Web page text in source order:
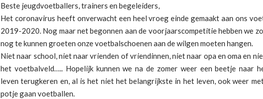
Beste jeugdvoetballers, trainers en begeleiders,
Het coronavirus heeft onverwacht een heel vroeg einde gemaakt aan ons
2019-2020. Nog maar net begonnen aan de voorjaarscompetitie hebben we
nog te kunnen groeten onze voetbalschoenen aan de wilgen moeten hangen.
Niet naar school, niet naar vrienden of vriendinnen, niet naar opa en oma en
het voetbalveld….. Hopelijk kunnen we na de zomer weer een beetje naar
leven terugkeren en, al is het niet het belangrijkste in het leven, ook weer
potje gaan voetballen.